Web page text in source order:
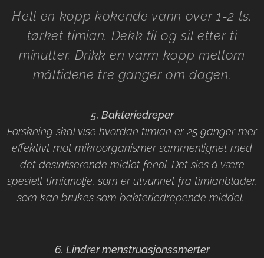
Hell en kopp kokende vann over 1-2 ts.
tørket timian. Dekk til og sil etter ti
minutter. Drikk en varm kopp mellom
måltidene tre ganger om dagen.
5. Bakteriedreper
Forskning skal vise hvordan timian er 25 ganger mer
effektivt mot mikroorganismer sammenlignet med
det desinfiserende midlet fenol. Det sies å være
spesielt timianolje, som er utvunnet fra timianblader,
som kan brukes som bakteriedrepende middel.
6. Lindrer menstruasjonssmerter